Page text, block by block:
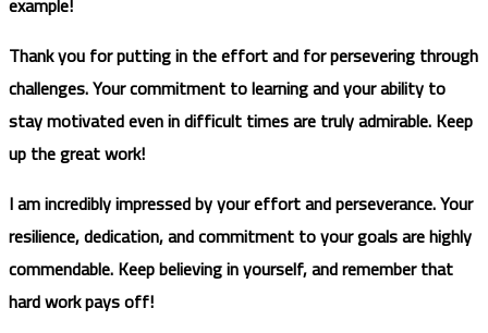
Thank you for putting in the effort and for persevering through
challenges. Your commitment to learning and your ability to
stay motivated even in difficult times are truly admirable. Keep
up the great work!
I am incredibly impressed by your effort and perseverance. Your
resilience, dedication, and commitment to your goals are highly
commendable. Keep believing in yourself, and remember that
hard work pays off!